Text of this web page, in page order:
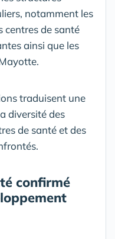
notamment les
centres de santé
ainsi que les
traduisent une
diversité des
de santé et des
confirmé